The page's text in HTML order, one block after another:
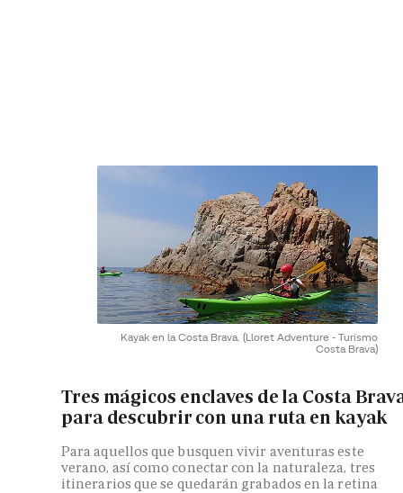
Kayak en la Costa Brava. (Lloret Adventure - Turismo
Costa Brava)
Tres mágicos enclaves de la Costa
para descubrir con una ruta en kayak
Para aquellos que busquen vivir aventuras este
verano, así como conectar con la naturaleza, tres
itinerarios que se quedarán grabados en la retina